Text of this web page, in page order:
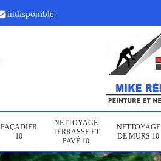
indisponible
FAÇADIER
10
NETTOYAGE
TERRASSE ET
PAVÉ 10
NETTOYAGE
DE MURS 10